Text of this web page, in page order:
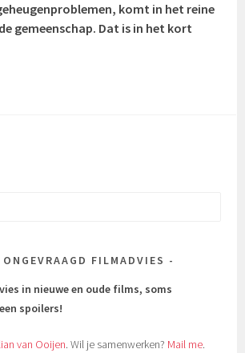
komt in het reine
gemeenschap. Dat is in het kort
ONGEVRAAGD FILMADVIES
in nieuwe en oude films, soms
spoilers!
van Ooijen. Wil je samenwerken? Mail me.